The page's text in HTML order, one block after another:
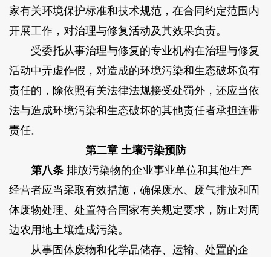
家有关环境保护标准和技术规范，在合同约定范围内
开展工作，对治理与修复活动及其效果负责。
受委托从事治理与修复的专业机构在治理与修复
活动中弄虚作假，对造成的环境污染和生态破坏负有
责任的，除依照有关法律法规接受处罚外，还应当依
法与造成环境污染和生态破坏的其他责任者承担连带
责任。
第二章 土壤污染预防
第八条排放污染物的企业事业单位和其他生产
经营者应当采取有效措施，确保废水、废气排放和固
体废物处理、处置符合国家有关规定要求，防止对周
边农用地土壤造成污染。
从事固体废物和化学品储存、运输、处置的企